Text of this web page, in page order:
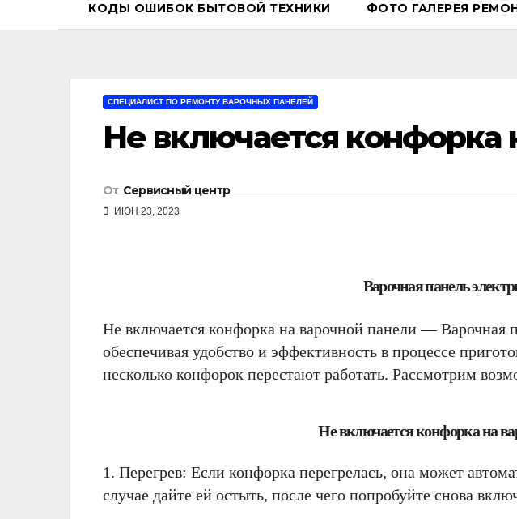
КОДЫ ОШИБОК БЫТОВОЙ ТЕХНИКИ ФОТО ГАЛЕРЕЯ
СПЕЦИАЛИСТ ПО РЕМОНТУ ВАРОЧНЫХ ПАНЕЛЕЙ
Не включается конфорка
От Сервисный центр
ИЮН 23, 2023
Варочная панель
Не включается конфорка на варочной панели — Варочная
обеспечивая удобство и эффективность в процессе
несколько конфорок перестают работать. Рассмотрим
Не включается конфорка на
1. Перегрев: Если конфорка перегрелась, она может
случае дайте ей остыть, после чего попробуйте снова